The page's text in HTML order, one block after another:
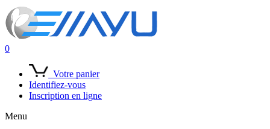
0
Votre panier
Identifiez-vous
Inscription en ligne
Menu